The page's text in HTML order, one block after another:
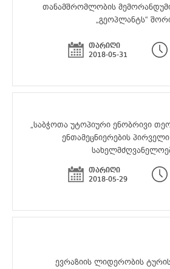
თანამშრომლობის
„გეოპლანტს“
თარიღი
2018-05-31
„საბჭოთა უტოპიური ენობრივი
ენთამეცნიერების
თარიღი
2018-05-29
ევრაზიის ლიდერობის